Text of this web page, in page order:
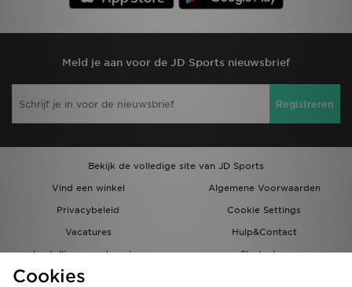
Meld je aan voor de JD Sports nieuwsbrief
Registreren
Bekijk de volledige site van JD Sports
Vind een winkel
Algemene Voorwaarden
Privacybeleid
Cookie Settings
Vacatures
Hulp&Contact
bestellingen en levering
Studenten
Partnerprogramma
Cookies